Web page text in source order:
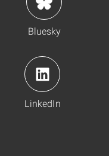
Bluesky
LinkedIn